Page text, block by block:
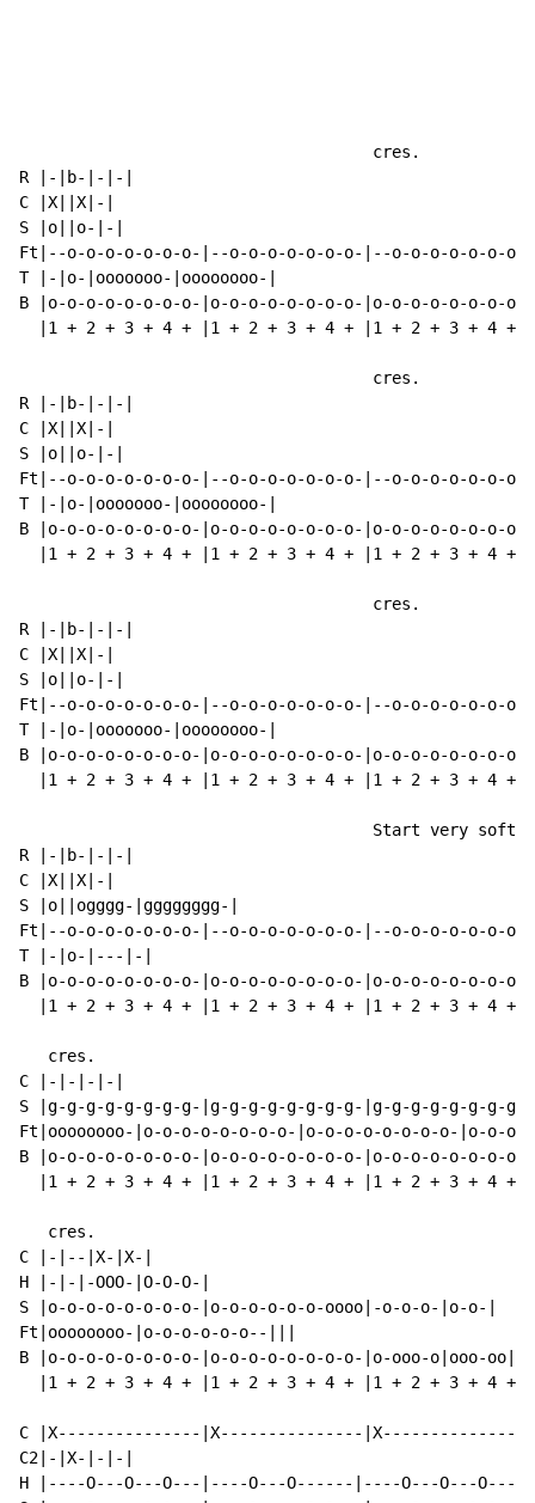
                                     cres.
R |-|b-|-|-|
C |X||X|
-
S |o||o-|-|
Ft|--o-o-o-o-o-o-o-|--o-o-o-o-o-o-o-|--o-o-o-o-o-o-o-
T |-|o-|ooooooo-|oooooooo-|
B |o-o-o-o-o-o-o-o-|o-o-o-o-o-o-o-o-|o-o-o-o-o-o-o-
|1 + 2 + 3 + 4 + |1 + 2 + 3 + 4 + |1 + 2 + 3 + 4 +
                                     cres.
R |-|b-|-|-|
C |X||X|
-
S |o||o-|-|
Ft|--o-o-o-o-o-o-o-|--o-o-o-o-o-o-o-|--o-o-o-o-o-o-o-
T |-|o-|ooooooo-|oooooooo-|
B |o-o-o-o-o-o-o-o-|o-o-o-o-o-o-o-o-|o-o-o-o-o-o-o-
|1 + 2 + 3 + 4 + |1 + 2 + 3 + 4 + |1 + 2 + 3 + 4 +
                                     cres.
R |-|b-|-|-|
C |X||X|
-
S |o||o-|-|
Ft|--o-o-o-o-o-o-o-|--o-o-o-o-o-o-o-|--o-o-o-o-o-o-o-
T |-|o-|ooooooo-|oooooooo-|
B |o-o-o-o-o-o-o-o-|o-o-o-o-o-o-o-o-|o-o-o-o-o-o-o-
|1 + 2 + 3 + 4 + |1 + 2 + 3 + 4 + |1 + 2 + 3 + 4 +
Start very
R |-|b-|-|-|
C |X||X|
-
S |o||ogggg-|gggggggg-|
Ft|--o-o-o-o-o-o-o-|--o-o-o-o-o-o-o-|--o-o-o-o-o-o-o-
T |-|o-|---|-|
B |o-o-o-o-o-o-o-o-|o-o-o-o-o-o-o-o-|o-o-o-o-o-o-o-
|1 + 2 + 3 + 4 + |1 + 2 + 3 + 4 + |1 + 2 + 3 + 4 +
   cres.
C |-|-|-|-|
S |g-g-g-g-g-g-g-g-|g-g-g-g-g-g-g-g-|g-g-g-g-g-g-g-
Ft|oooooooo-|o-o-o-o-o-o-o-o-|o-o-o-o-o-o-o-o-|o-o-o-
B |o-o-o-o-o-o-o-o-|o-o-o-o-o-o-o-o-|o-o-o-o-o-o-o-
|1 + 2 + 3 + 4 + |1 + 2 + 3 + 4 + |1 + 2 + 3 + 4 +
   cres.
C |-|--|X-|X-|
H |-|-|-OOO-|O-O-O-|
S |o-o-o-o-o-o-o-o-|o-o-o-o-o-o-oooo|-o-o-o-|o-o-|
Ft|oooooooo-|o-o-o-o-o-o--|||
B |o-o-o-o-o-o-o-o-|o-o-o-o-o-o-o-o-|o-ooo-o|ooo-oo|
|1 + 2 + 3 + 4 + |1 + 2 + 3 + 4 + |1 + 2 + 3 + 4 +
C |X---------------|X---------------
C2|-|X-|-|-|
H |----O---O---O---|----O---O------|----O---O---O---